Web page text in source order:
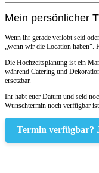
Mein persönlicher
Wenn ihr gerade verlobt seid
„wenn wir die Location haben".
Die Hochzeitsplanung ist ein
während Catering und
ersetzbar.
Ihr habt euer Datum und seid
Wunschtermin noch verfügbar ist.
Termin verfügbar?